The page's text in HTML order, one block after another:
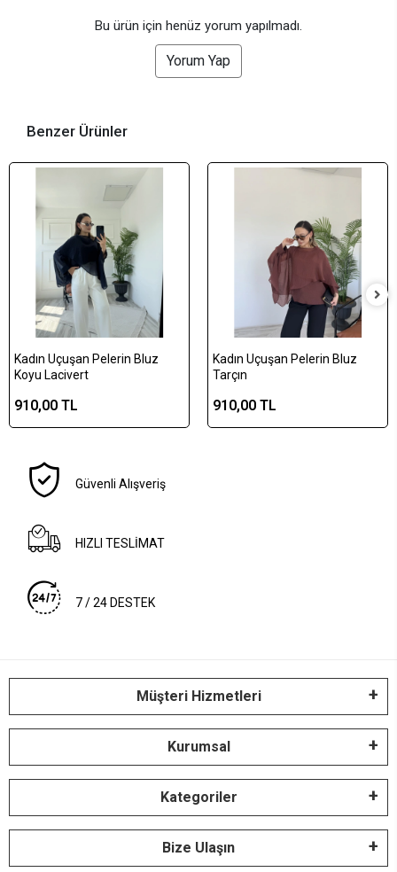
Bu ürün için henüz yorum yapılmadı.
Yorum Yap
Benzer Ürünler
Kadın Uçuşan Pelerin Bluz
Koyu Lacivert
910,00 TL
Kadın Uçuşan Pelerin Bluz
Tarçın
910,00 TL
Güvenli Alışveriş
HIZLI TESLİMAT
7 / 24 DESTEK
Müşteri Hizmetleri
Kurumsal
Kategoriler
Bize Ulaşın